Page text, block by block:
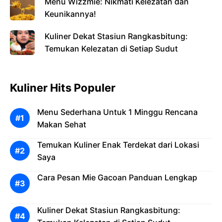
Keunikannya!
Kuliner Dekat Stasiun Rangkasbitung:
Temukan Kelezatan di Setiap Sudut
Kuliner Hits Populer
Menu Sederhana Untuk 1 Minggu Rencana
Makan Sehat
Temukan Kuliner Enak Terdekat dari Lokasi
Saya
Cara Pesan Mie Gacoan Panduan Lengkap
Kuliner Dekat Stasiun Rangkasbitung: